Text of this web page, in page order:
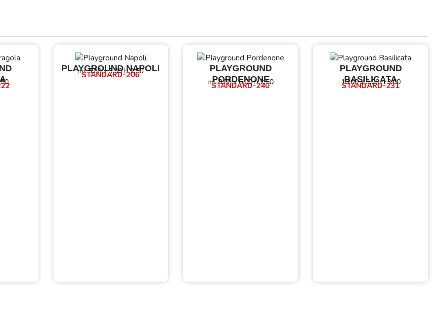
PLAYGROUND NAPOLI
mt 5,00 x 3,00 h 2,50
STANDARD-206
PLAYGROUND
PORDENONE
mt 8,00 x 6,00 h 2,50
STANDARD-240
PLAYGROUND
BASILICATA
10,00 x 3,00 h 3,00
STANDARD-231